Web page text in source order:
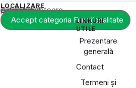
LOCALIZARE
Acest conținut este blocat până când acceptați categoria corespunzătoare de cookie-uri.
Accept categoria Funcționalitate
LINKURI
UTILE
Prezentare
generală
Contact
Termeni și